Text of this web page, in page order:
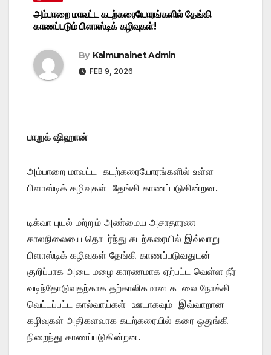
அம்பாறை மாவட்ட கடற்கரையோரங்களில் தேங்கி
காணப்படும் பிளாஸ்டிக் கழிவுகள்!
By Kalmunainet Admin
FEB 9, 2026
பாறுக் ஷிஹான்
அம்பாறை மாவட்ட கடற்கரையோரங்களில் உள்ள
பிளாஸ்டிக் கழிவுகள் தேங்கி காணப்படுகின்றன.
டிக்வா புயல் மற்றும் அண்மைய அசாதாரண
காலநிலையை தொடர்ந்து கடற்கரையில் இவ்வாறு
பிளாஸ்டிக் கழிவுகள் தேங்கி காணப்படுவதுடன்
குறிப்பாக அடை மழை காரணமாக ஏற்பட்ட வெள்ள நீர்
வடிந்தோடுவதற்காக தற்காலிகமான கடலை நோக்கி
வெட்டப்பட்ட கால்வாய்கள் ஊடாகவும் இவ்வாறான
கழிவுகள் அதிகளவாக கடற்கரையில் கரை ஒதுங்கி
நிறைந்து காணப்படுகின்றன.